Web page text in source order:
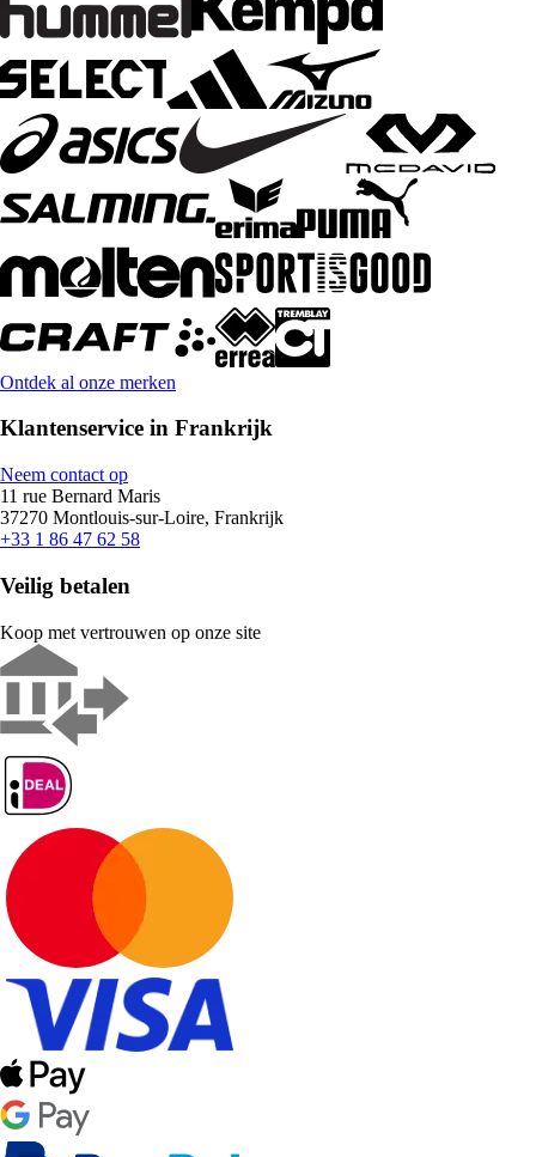
Ontdek al onze merken
Klantenservice in Frankrijk
Neem contact op
11 rue Bernard Maris
37270 Montlouis-sur-Loire, Frankrijk
+33 1 86 47 62 58
Veilig betalen
Koop met vertrouwen op onze site